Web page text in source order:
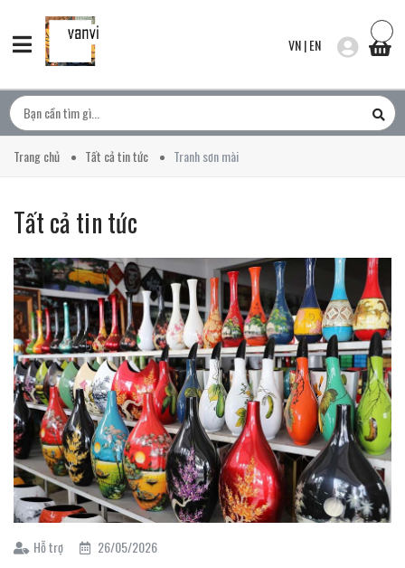
VN|EN
Trang chủ Tất cả tin tức Tranh sơn mài
Tất cả tin tức
Hỗ trợ 26/05/2026